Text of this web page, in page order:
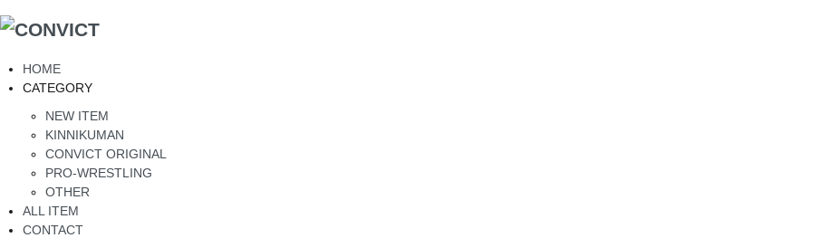
HOME
CATEGORY
NEW ITEM
KINNIKUMAN
CONVICT ORIGINAL
PRO-WRESTLING
OTHER
ALL ITEM
CONTACT